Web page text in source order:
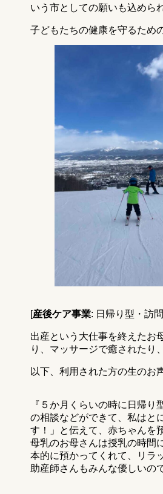
いう市としての願いも込めら
子どもたちの健康を守るため
[産後ケア事業: 日帰り型・訪
出産という大仕事を終えたお
り、マッサージで癒されたり
以下、利用された方の生のお
『５か月くらいの時に日帰
の相談などができて、私はと
す！」と伝えて、赤ちゃんを
母乳のお母さんは授乳の時間
本的に預かってくれて、リラ
助産師さんもみんな優しいの